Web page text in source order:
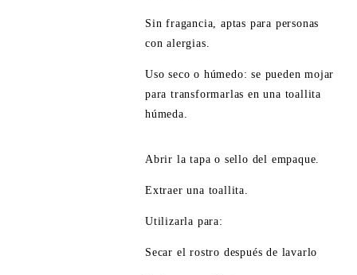
Sin fragancia, aptas para personas
con alergias.
Uso seco o húmedo: se pueden mojar
para transformarlas en una toallita
húmeda.
Abrir la tapa o sello del empaque.
Extraer una toallita.
Utilizarla para:
Secar el rostro después de lavarlo